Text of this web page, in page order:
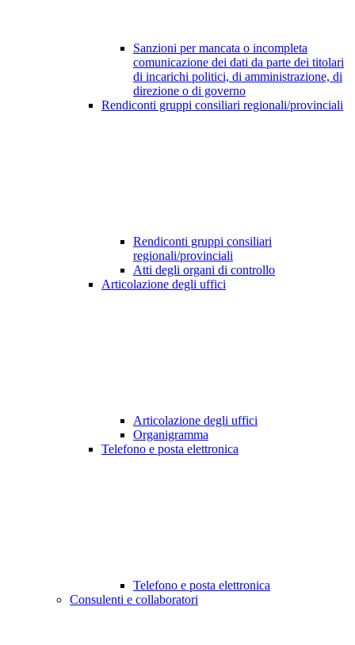
Sanzioni per mancata o incompleta
comunicazione dei dati da parte dei titolari
di incarichi politici, di amministrazione, di
direzione o di governo
Rendiconti gruppi consiliari regionali/provinciali
Rendiconti gruppi consiliari
regionali/provinciali
Atti degli organi di controllo
Articolazione degli uffici
Articolazione degli uffici
Organigramma
Telefono e posta elettronica
Telefono e posta elettronica
Consulenti e collaboratori